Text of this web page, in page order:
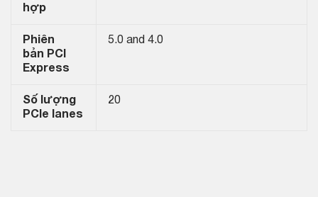
hợp
Phiên
bản PCI
Express
5.0 and 4.0
Số lượng
PCIe lanes
20